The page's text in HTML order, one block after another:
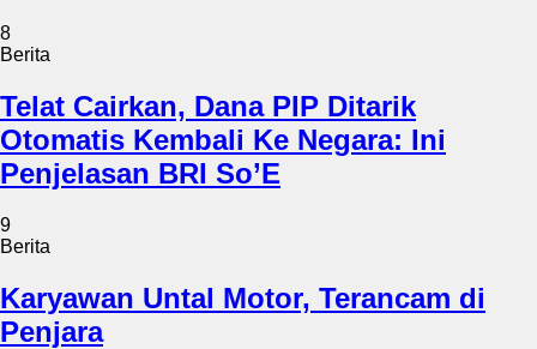
8
Berita
Telat Cairkan, Dana PIP Ditarik
Otomatis Kembali Ke Negara: Ini
Penjelasan BRI So’E
9
Berita
Karyawan Untal Motor, Terancam di
Penjara